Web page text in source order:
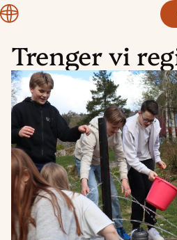
Hopp
til
innhold
Region
Rogaland
Trenger vi